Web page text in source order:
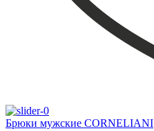
Брюки мужские CORNELIANI